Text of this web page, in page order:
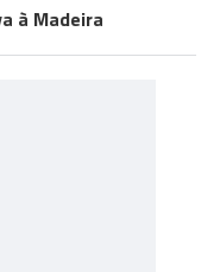
à Madeira